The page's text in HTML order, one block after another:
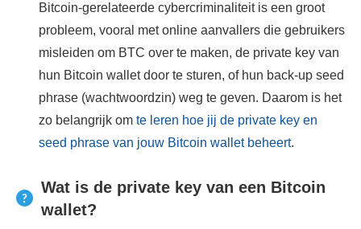
Bitcoin-gerelateerde cybercriminaliteit is een groot
probleem, vooral met online aanvallers die gebruikers
misleiden om BTC over te maken, de private key van
hun Bitcoin wallet door te sturen, of hun back-up seed
phrase (wachtwoordzin) weg te geven. Daarom is het
zo belangrijk om te leren hoe jij de private key en
seed phrase van jouw Bitcoin wallet beheert.
Wat is de private key van een Bitcoin
wallet?